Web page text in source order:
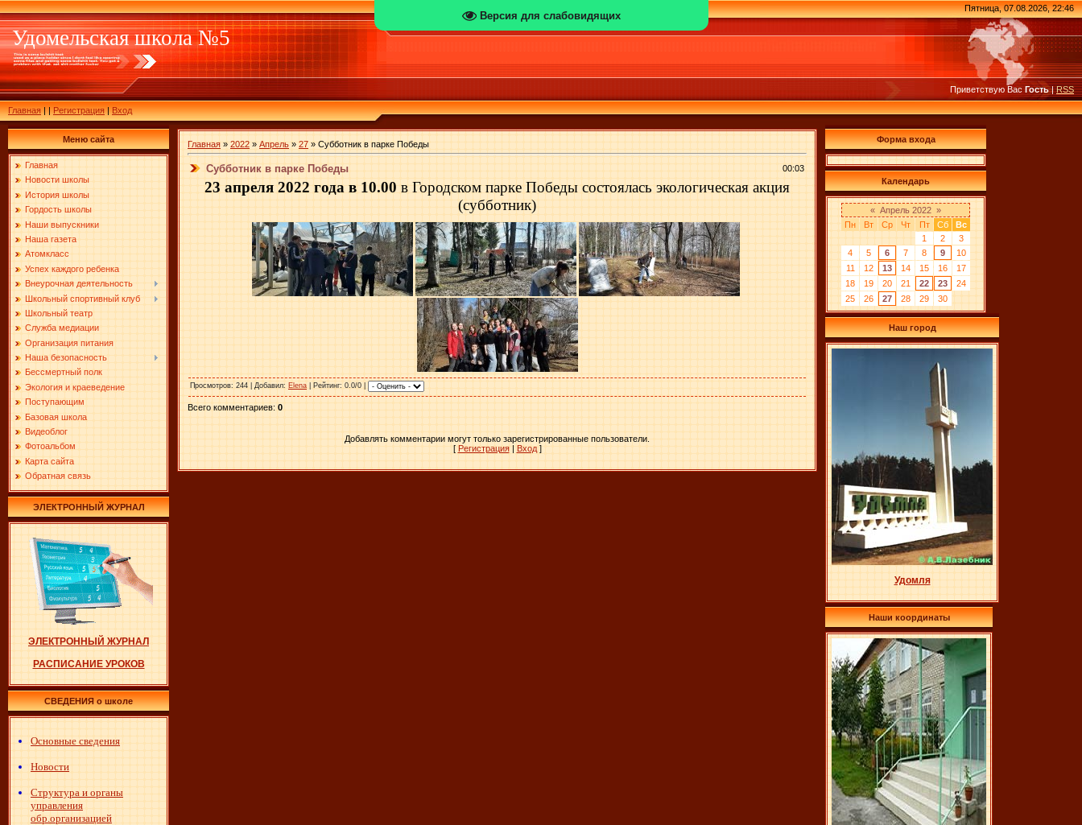
Версия для слабовидящих
Удомельская школа №5
Главная||Регистрация|Вход
Пятница, 07.08.2026, 22:46
Приветствую Вас Гость|RSS
Меню сайта
Главная
Новости школы
История школы
Гордость школы
Наши выпускники
Наша газета
Атомкласс
Успех каждого ребенка
Внеурочная деятельность
Школьный спортивный клуб
Школьный театр
Служба медиации
Организация питания
Наша безопасность
Бессмертный полк
Экология и краеведение
Поступающим
Базовая школа
Видеоблог
Фотоальбом
Карта сайта
Обратная связь
ЭЛЕКТРОННЫЙ ЖУРНАЛ
ЭЛЕКТРОННЫЙ ЖУРНАЛ
РАСПИСАНИЕ УРОКОВ
СВЕДЕНИЯ о школе
Основные сведения
Новости
Структура и органы
управления
обр.организацией
Главная » 2022 » Апрель » 27 » Субботник в парке Победы
Субботник в парке Победы 00:03
23 апреля 2022 года в 10.00 в Городском парке Победы состоялась экологическая акция
(субботник)
Просмотров: 244 | Добавил: Elena Рейтинг: 0.0/0 |
Всего комментариев: 0
Добавлять комментарии могут только зарегистрированные пользователи.
[ Регистрация| Вход]
Форма входа
Календарь
« Апрель 2022 »
Пн
Вт Ср Чт Пт Сб
Вс
1
2
3
4
5 6 7 8 9
10
11
12 13 14 15 16
17
18
19 20 21 22 23
24
25
26 27 28 29 30
Наш город
Удомля
Наши координаты